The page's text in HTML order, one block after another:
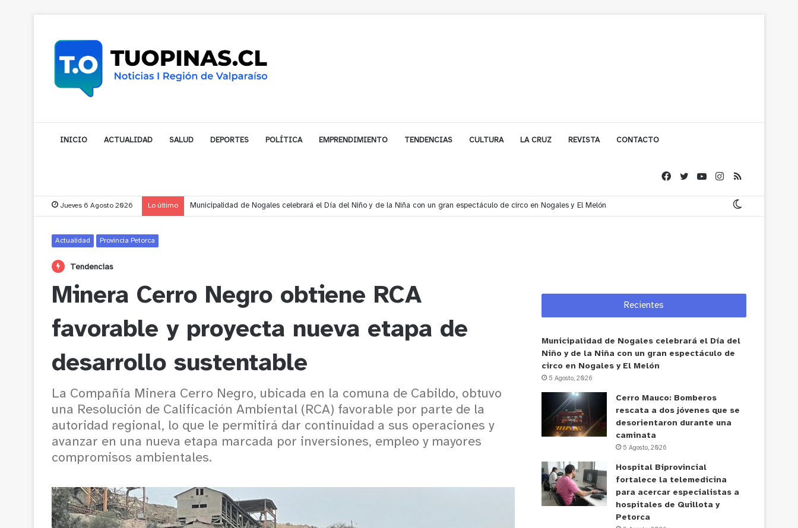
INICIO ACTUALIDAD SALUD DEPORTES POLÍTICA EMPRENDIMIENTO TENDENCIAS CULTURA LA CRUZ REVISTA CONTACTO
Jueves 6 Agosto 2026 Lo último Cerro Mauco: Bomberos rescata a dos jóvenes que se desorientaron durante una caminata
Actualidad Provincia Petorca
Tendencias
Minera Cerro Negro obtiene RCA
favorable y proyecta nueva etapa de
desarrollo sustentable
La Compañía Minera Cerro Negro, ubicada en la comuna de Cabildo, obtuvo
una Resolución de Calificación Ambiental (RCA) favorable por parte de la
autoridad regional, lo que le permitirá dar continuidad a sus operaciones y
avanzar en una nueva etapa marcada por inversiones, empleo y mayores
compromisos ambientales.
Recientes
Municipalidad de Nogales celebrará el Día del
Niño y de la Niña con un gran espectáculo de
circo en Nogales y El Melón
5 Agosto, 2026
Cerro Mauco: Bomberos
rescata a dos jóvenes que se
desorientaron durante una
caminata
5 Agosto, 2026
Hospital Biprovincial
fortalece la telemedicina
para acercar especialistas a
hospitales de Quillota y
Petorca